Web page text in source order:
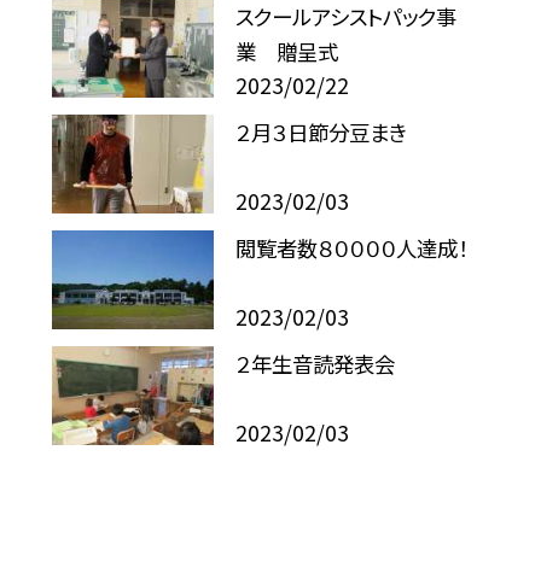
スクールアシストパック事
業 贈呈式
2023/02/22
２月３日節分豆まき
2023/02/03
閲覧者数８００００人達成！
2023/02/03
２年生音読発表会
2023/02/03